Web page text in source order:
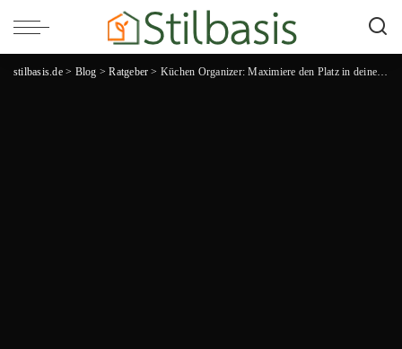
stilbasis.de> Blog >Ratgeber > Küchen Organizer: Maximiere den Platz in deiner Küche und halte alles ordentlich!